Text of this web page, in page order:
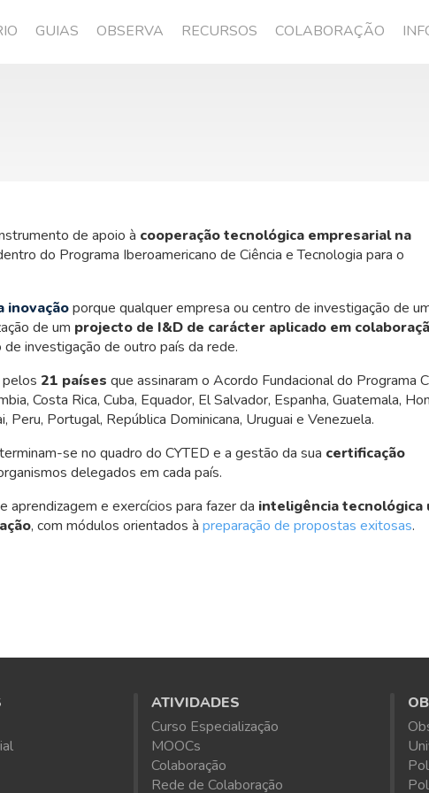
GUIAS OBSERVA RECURSOS COLABORAÇÃO
de apoio à cooperação tecnológica empresarial na
do Programa Iberoamericano de Ciência e Tecnologia para o
inovaçãoporque qualquer empresa ou centro de investigação de
de um projecto de I&D de carácter aplicado em
investigação de outro país da rede.
21 países que assinaram o Acordo Fundacional do Programa
Costa Rica, Cuba, Equador, El Salvador, Espanha, Guatemala,
Peru, Portugal, República Dominicana, Uruguai e Venezuela.
se no quadro do CYTED e a gestão da sua certificação
delegados em cada país.
aprendizagem e exercícios para fazer da inteligência tecnológica
, com módulos orientados à preparação de propostas exitosas.
ATIVIDADES
Curso Especialização
MOOCs
Colaboração
Rede de Colaboração